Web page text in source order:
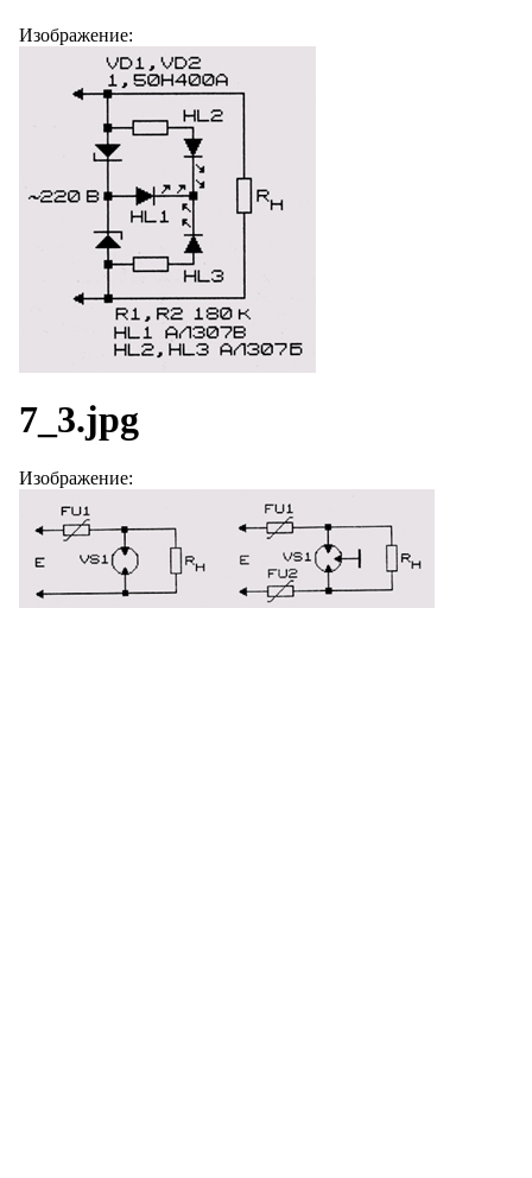
Изображение:
7_3.jpg
Изображение: